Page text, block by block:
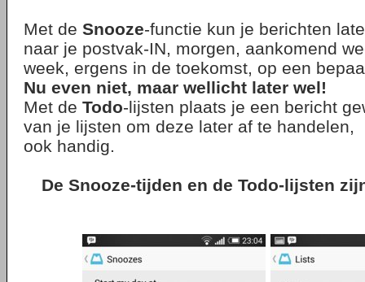
Met de Snooze-functie kun je berichten
naar je postvak-IN, morgen, aankomend
week, ergens in de toekomst, op een
Nu even niet, maar wellicht later wel!
Met de Todo-lijsten plaats je een bericht
van je lijsten om deze later af te handelen,
ook handig.
De Snooze-tijden en de Todo-lijsten